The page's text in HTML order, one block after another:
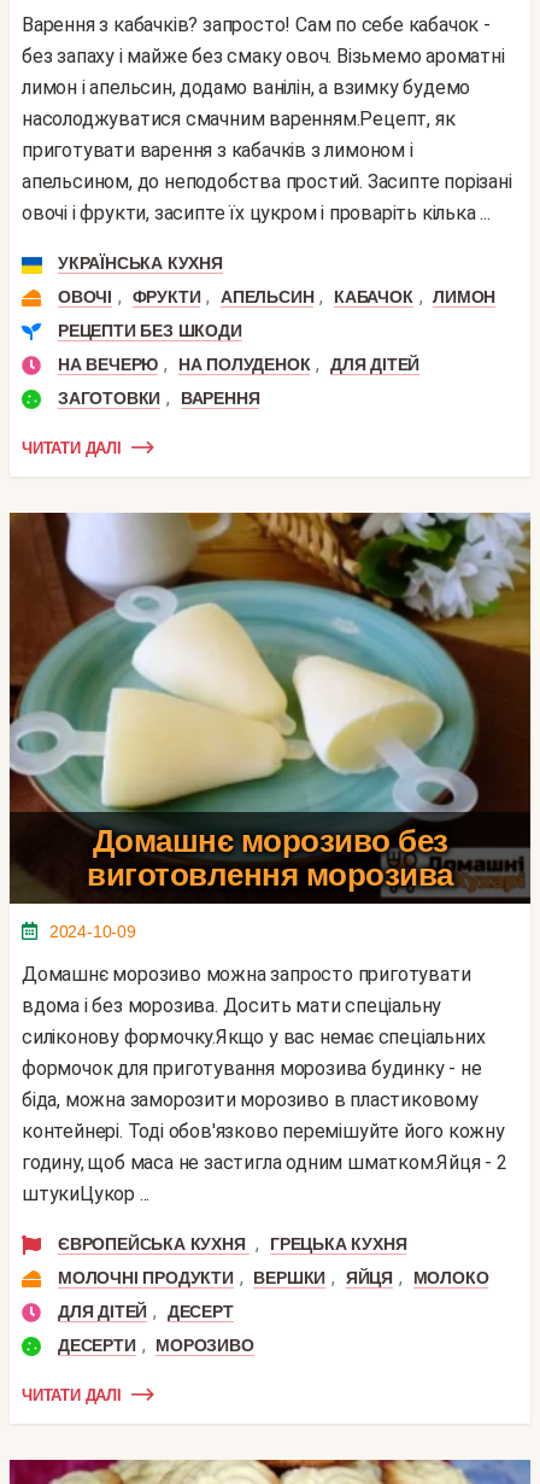
Варення з кабачків? запросто! Сам по себе кабачок -
без запаху і майже без смаку овоч. Візьмемо ароматні
лимон і апельсин, додамо ванілін, а взимку будемо
насолоджуватися смачним варенням.Рецепт, як
приготувати варення з кабачків з лимоном і
апельсином, до неподобства простий. Засипте порізані
овочі і фрукти, засипте їх цукром і проваріть кілька ...
УКРАЇНСЬКА КУХНЯ
ОВОЧІ , ФРУКТИ , АПЕЛЬСИН , КАБАЧОК , ЛИМОН
РЕЦЕПТИ БЕЗ ШКОДИ
НА ВЕЧЕРЮ , НА ПОЛУДЕНОК ,
ДЛЯ ДІТЕЙ
ЗАГОТОВКИ , ВАРЕННЯ
ЧИТАТИ ДАЛІ
Домашнє морозиво без
виготовлення морозива
2024-10-09
Домашнє морозиво можна запросто приготувати
вдома і без морозива. Досить мати спеціальну
силіконову формочку.Якщо у вас немає спеціальних
формочок для приготування морозива будинку - не
біда, можна заморозити морозиво в пластиковому
контейнері. Тоді обов'язково перемішуйте його кожну
годину, щоб маса не застигла одним шматком.Яйця - 2
штукиЦукор ...
ЄВРОПЕЙСЬКА КУХНЯ ,
ГРЕЦЬКА КУХНЯ
МОЛОЧНІ ПРОДУКТИ , ВЕРШКИ , ЯЙЦЯ ,
МОЛОКО
ДЛЯ ДІТЕЙ ,
ДЕСЕРТ
ДЕСЕРТИ , МОРОЗИВО
ЧИТАТИ ДАЛІ